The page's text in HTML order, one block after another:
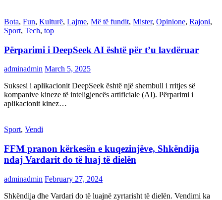
Bota, Fun, Kulturë, Lajme, Më të fundit, Mister, Opinione, Rajoni,
Sport, Tech, top
Përparimi i DeepSeek AI është për t’u lavdëruar
adminadmin March 5, 2025
Suksesi i aplikacionit DeepSeek është një shembull i rritjes së
kompanive kineze të inteligjencës artificiale (AI). Përparimi i
aplikacionit kinez…
Sport, Vendi
FFM pranon kërkesën e kuqezinjëve, Shkëndija
ndaj Vardarit do të luaj të dielën
adminadmin February 27, 2024
Shkëndija dhe Vardari do të luajnë zyrtarisht të dielën. Vendimi ka